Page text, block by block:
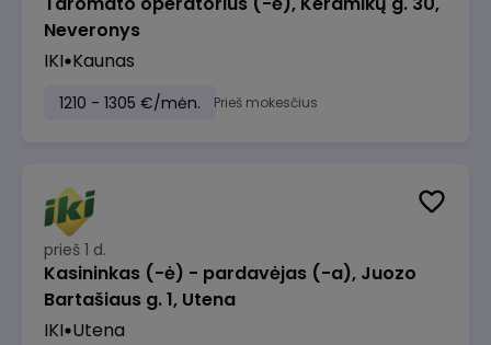
Neveronys
IKI Kaunas
1210 - 1305 €/mėn. Prieš mokesčius
prieš 1 d.
Kasininkas (-ė) - pardavėjas (-a), Juozo
Bartašiaus g. 1, Utena
IKI Utena